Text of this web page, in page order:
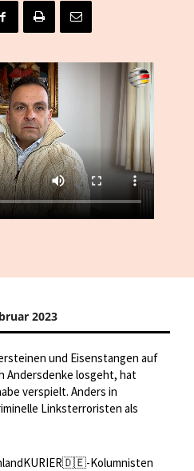
2023
und Eisenstangen auf
Andersdenke losgeht, hat
verspielt. Anders in
Linksterroristen als
Kolumnisten